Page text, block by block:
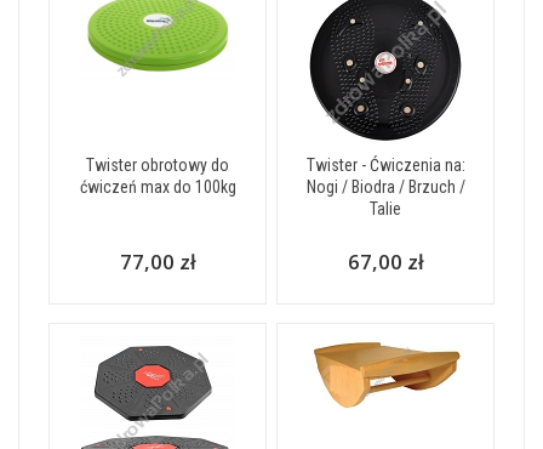
Twister obrotowy do
ćwiczeń max do 100kg
77,00 zł
Twister - Ćwiczenia na:
Nogi / Biodra / Brzuch /
Talie
67,00 zł